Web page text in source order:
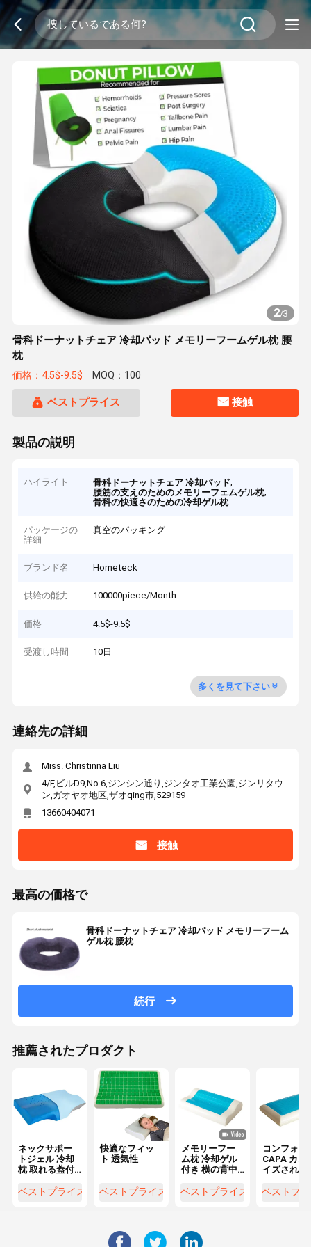
2/3
骨科ドーナットチェア 冷却パッド メモリーフームゲル枕 腰
枕
価格：4.5$-9.5$ MOQ：100
ベストプライス 接触
製品の説明
ハイライト 骨科ドーナットチェア 冷却パッド,
腰筋の支えのためのメモリーフェムゲル枕,
骨科の快適さのための冷却ゲル枕
パッケージの
詳細
真空のパッキング
ブランド名 Hometeck
供給の能力 100000piece/Month
価格 4.5$-9.5$
受渡し時間 10日
多くを見て下さい
連絡先の詳細
Miss. Christinna Liu
4/F,ビルD9,No.6,ジンシン通り,ジンタオ工業公園,ジンリタウ
ン,ガオヤオ地区,ザオqing市,529159
13660404071
接触
最高の価格で
骨科ドーナットチェア 冷却パッド メモリーフーム
ゲル枕 腰枕
続行
推薦されたプロダクト
ネックサポー
トジェル 冷却
枕 取れる蓋付
軽量
ベストプライス
快適なフィッ
ト 透気性
ベストプライス
メモリーフー
ム枕 冷却ゲル
付き 横の背中
ための整形枕
ベストプライス
コンフォー
CAPA カス
イズされた
者のコンタ
ベストプ